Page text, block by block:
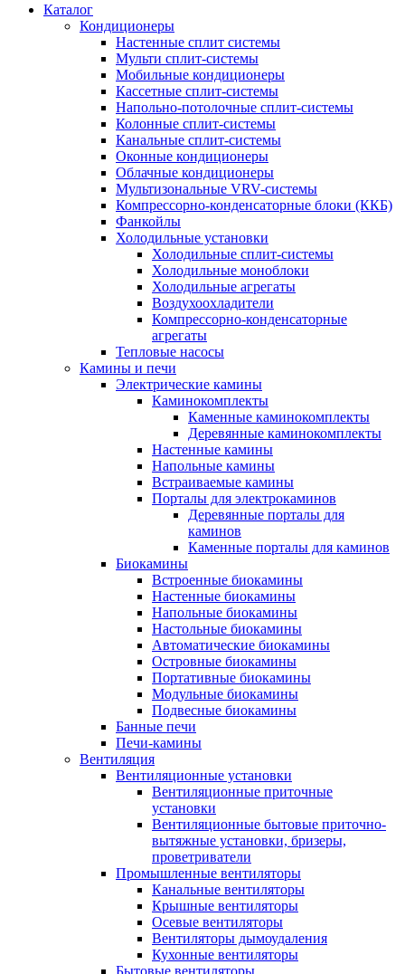
Каталог
Кондиционеры
Настенные сплит системы
Мульти сплит-системы
Мобильные кондиционеры
Кассетные сплит-системы
Напольно-потолочные сплит-системы
Колонные сплит-системы
Канальные сплит-системы
Оконные кондиционеры
Облачные кондиционеры
Мультизональные VRV-системы
Компрессорно-конденсаторные блоки (ККБ)
Фанкойлы
Холодильные установки
Холодильные сплит-системы
Холодильные моноблоки
Холодильные агрегаты
Воздухоохладители
Компрессорно-конденсаторные
агрегаты
Тепловые насосы
Камины и печи
Электрические камины
Каминокомплекты
Каменные каминокомплекты
Деревянные каминокомплекты
Настенные камины
Напольные камины
Встраиваемые камины
Порталы для электрокаминов
Деревянные порталы для
каминов
Каменные порталы для каминов
Биокамины
Встроенные биокамины
Настенные биокамины
Напольные биокамины
Настольные биокамины
Автоматические биокамины
Островные биокамины
Портативные биокамины
Модульные биокамины
Подвесные биокамины
Банные печи
Печи-камины
Вентиляция
Вентиляционные установки
Вентиляционные приточные
установки
Вентиляционные бытовые приточно-
вытяжные установки, бризеры,
проветриватели
Промышленные вентиляторы
Канальные вентиляторы
Крышные вентиляторы
Осевые вентиляторы
Вентиляторы дымоудаления
Кухонные вентиляторы
Бытовые вентиляторы